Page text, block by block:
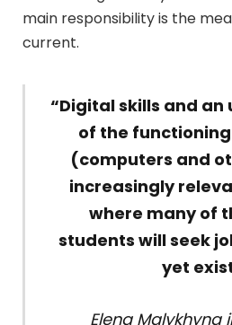
main responsibility is the
current.
“Digital skills and
of the
(computers and
increasingly
where many of
students will seek
yet
Elena Malykhyna